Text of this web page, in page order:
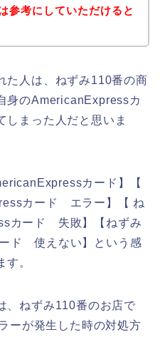
参考にしていただけると
た人は、ねずみ110番の商
身のAmericanExpressカ
しまった人だと思いま
カード】【
カード エラー】【 ね
カード 失敗】【ねずみ
ド 使えない】という感
す。
、ねずみ110番のお店で
ーが発生した時の対処方